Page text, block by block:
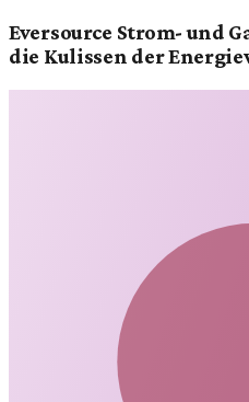
Eversource Strom- und
die Kulissen der